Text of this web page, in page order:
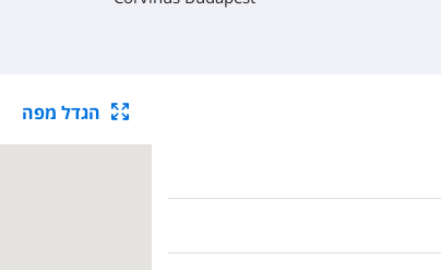
הגדל מפה